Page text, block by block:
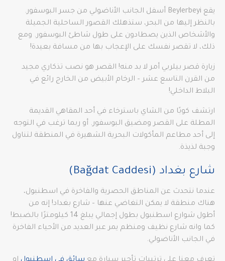
يقع Beylerbeyi أسفل الجانب الأناضولي من جسر البوسفور.
بالنظر إليها من البحر، ستذهلك القصور الساحلية الجميلة
والأشخاص الذين يصطادون على طول شاطئ البوسفور. ومع
ذلك، لا تقصر نفسك على الإعجاب بها من مسافة بعيدة!
زيارة قصر بيلربي أمر لا بد منه! القصر هو نصب تذكاري مجيد
من القرن التاسع عشر – الرخام الأبيض من الخارج رائع في
البلاط الداخلي!
ارتشف كوبًا من الشاي باسترخاء في أحد المقاهي القديمة
المطلة على القصر ومضيق البوسفور. أو ربما ترغب في التوجه
إلى أحد مطاعم المأكولات البحرية الشهيرة في المنطقة لتناول
وجبة لذيذة.
شارع بغداد (Bağdat Caddesi)
عندما نتحدث عن المناطق الحصرية والفاخرة في اسطنبول،
هناك منطقة لا يمكن التغاضي عنها – شارع بغداد! إنه من
أطول شوارع اسطنبول بطول إجمالي يبلغ 14 كيلومترًا بالضبط!
كما وانه شارع نظيف ومنظم يمر عبر العديد من الأحياء الفاخرة
في الجانب الأناضولي.